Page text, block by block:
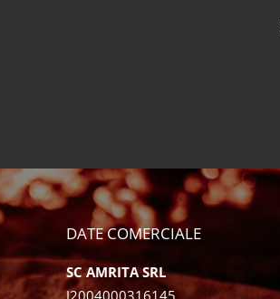
DATE COMERCIALE
SC AMRITA SRL
J2004000316145